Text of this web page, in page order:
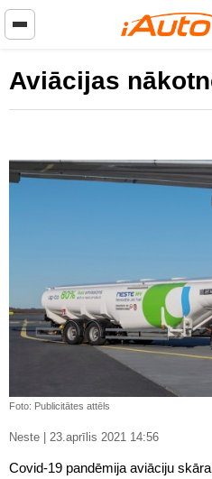
Aviācijas
Foto: Publicitātes attēls
Neste | 23.aprīlis 2021 14:56
Covid-19 pandēmija aviāciju